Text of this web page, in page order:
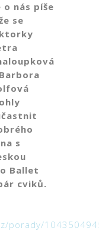
o nás píše
se
s
Ballet
cviků.
porady/